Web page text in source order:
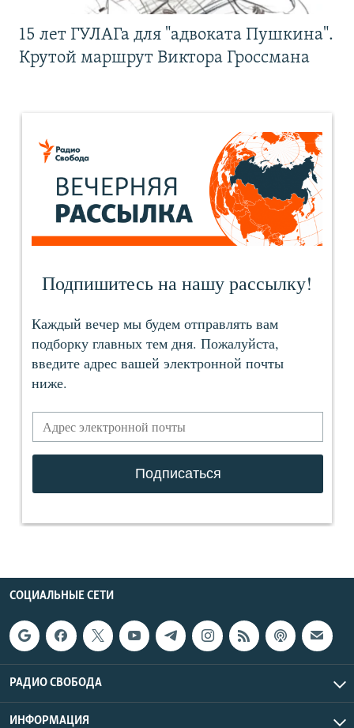
15 лет ГУЛАГа для "адвоката Пушкина".
Крутой маршрут Виктора Гроссмана
СОЦИАЛЬНЫЕ СЕТИ
РАДИО СВОБОДА
ИНФОРМАЦИЯ